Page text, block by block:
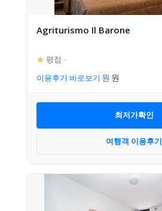
Agriturismo Il Barone
★ 평점 –
이용후기 바로보기
최저가확인
여행객 이용후기